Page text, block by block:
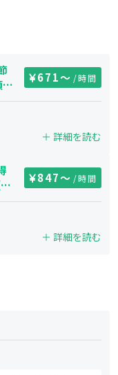
671〜 /時間
＋ 詳細を読む
847〜 /時間
＋ 詳細を読む